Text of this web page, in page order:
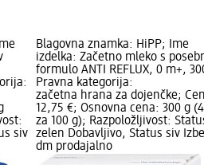
siv
Blagovna znamka: HiPP; Ime
izdelka: Začetno mleko s
formulo ANTI REFLUX, 0 m+,
Pravna kategorija:
začetna hrana za dojenčke;
12,75 €; Osnovna cena: 300 g
za 100 g); Razpoložljivost:
zelen Dobavljivo, Status siv
dm prodajalno